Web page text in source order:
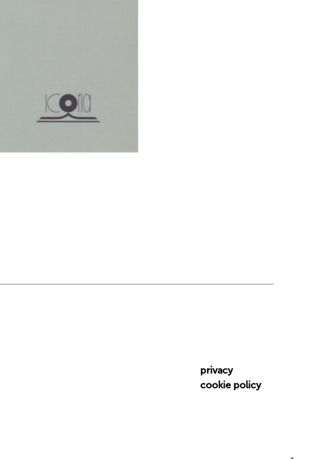
privacy
cookie policy